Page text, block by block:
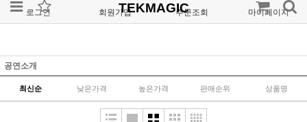
로그인 회원가입 주문조회 마이페이지
TEKMAGIC
공연소개
최신순 낮은가격 높은가격 판매순위 상품명